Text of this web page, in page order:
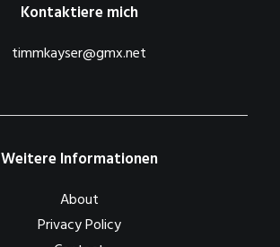
Kontaktiere mich
timmkayser@gmx.net
Weitere Informationen
About
Privacy Policy